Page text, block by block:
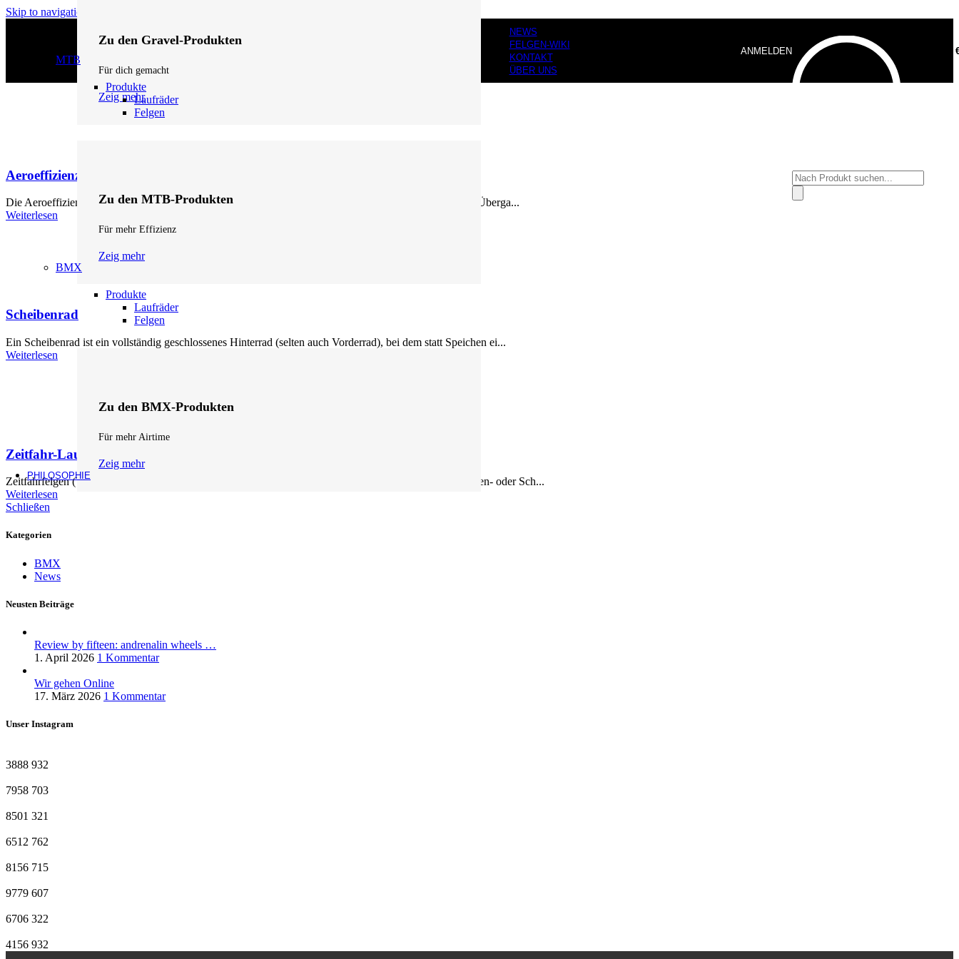
Skip to navigation
Zu den Gravel-Produkten
Für dich gemacht
Zeig mehr
MTB
Produkte
Laufräder
Felgen
Zu den MTB-Produkten
Für mehr Effizienz
Zeig mehr
BMX
Produkte
Laufräder
Felgen
Zu den BMX-Produkten
Für mehr Airtime
Zeig mehr
PHILOSOPHIE
NEWS
FELGEN-WIKI
KONTAKT
ÜBER UNS
ANMELDEN
Products
search
Aeroeffizienz
Die Aeroeffizienz eines Laufrads ergibt sich aus Form, Höhe und Breite der Felge. U-Profile mit glattem Überga...
Weiterlesen
Scheibenrad
Ein Scheibenrad ist ein vollständig geschlossenes Hinterrad (selten auch Vorderrad), bei dem statt Speichen ei...
Weiterlesen
Zeitfahr-Laufräder
Zeitfahrfelgen (TT) sind auf maximale Aerodynamik getrimmt – mit hohen Felgen (60–88 mm), 3-Speichen- oder Sch...
Weiterlesen
Schließen
Kategorien
BMX
News
Neusten Beiträge
Review by fifteen: andrenalin wheels …
1. April 2026 1 Kommentar
Wir gehen Online
17. März 2026 1 Kommentar
Unser Instagram
3888 932
7958 703
8501 321
6512 762
8156 715
9779 607
6706 322
4156 932